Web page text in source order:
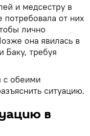
и медсестру в
потребовала от них
лично
она явилась в
Баку, требуя
с обеими
ситуацию.
в